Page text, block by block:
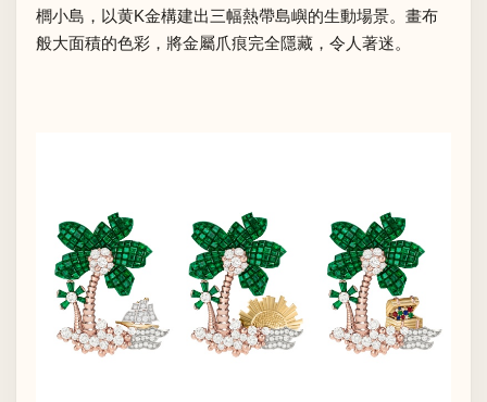
櫚小島，以黄K金構建出三幅熱帶島嶼的生動場景。畫布
般大面積的色彩，將金屬爪痕完全隱藏，令人著迷。